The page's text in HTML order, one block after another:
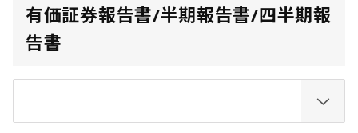
有価証券報告書/半期報告書/四半期報
告書